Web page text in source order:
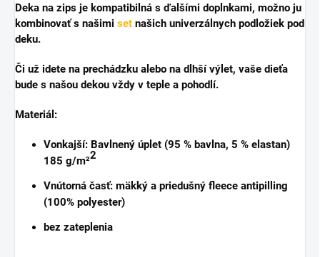
Deka na zips je kompatibilná s ďalšími doplnkami, možno ju
kombinovať s našimi set našich univerzálnych podložiek pod
deku.
Či už idete na prechádzku alebo na dlhší výlet, vaše dieťa
bude s našou dekou vždy v teple a pohodlí.
Materiál:
Vonkajší: Bavlnený úplet (95 % bavlna, 5 % elastan)
185 g/m²2
Vnútorná časť: mäkký a priedušný fleece antipilling
(100% polyester)
bez zateplenia